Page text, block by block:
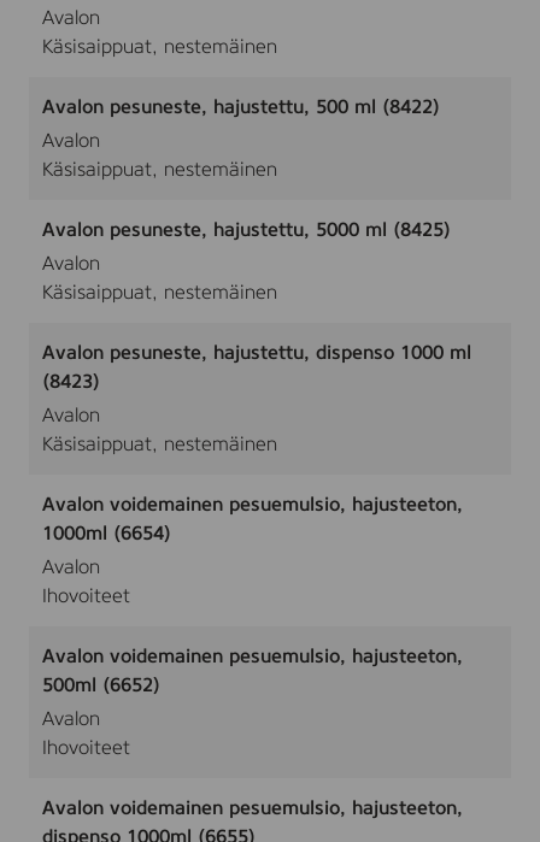
Avalon
Käsisaippuat, nestemäinen
Avalon pesuneste, hajustettu, 500 ml (8422)
Avalon
Käsisaippuat, nestemäinen
Avalon pesuneste, hajustettu, 5000 ml (8425)
Avalon
Käsisaippuat, nestemäinen
Avalon pesuneste, hajustettu, dispenso 1000 ml
(8423)
Avalon
Käsisaippuat, nestemäinen
Avalon voidemainen pesuemulsio, hajusteeton,
1000ml (6654)
Avalon
Ihovoiteet
Avalon voidemainen pesuemulsio, hajusteeton,
500ml (6652)
Avalon
Ihovoiteet
Avalon voidemainen pesuemulsio, hajusteeton,
dispenso 1000ml (6655)